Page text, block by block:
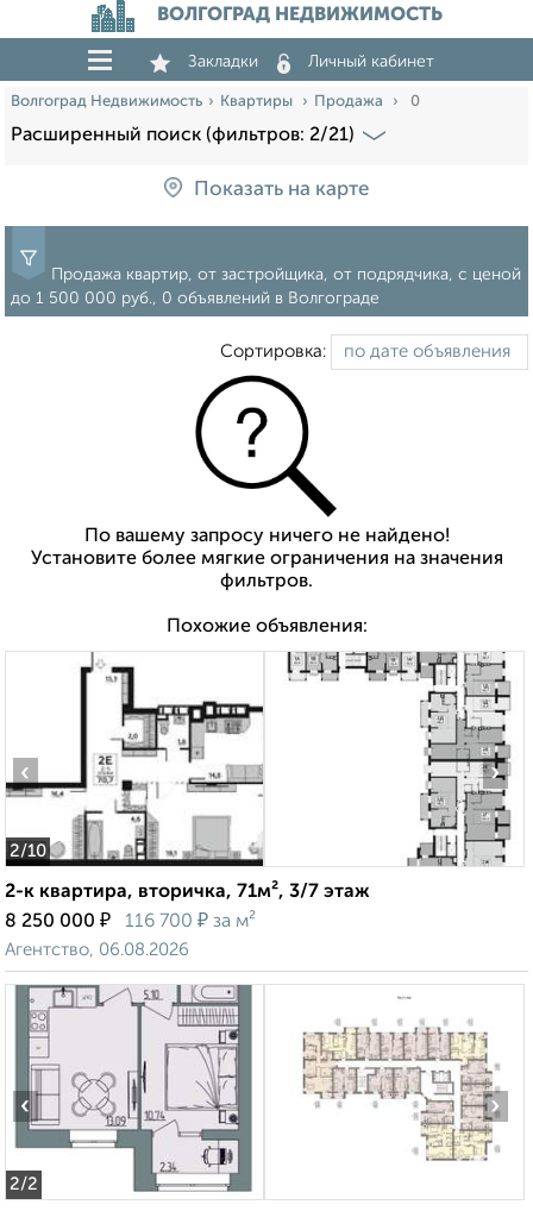
ВОЛГОГРАД НЕДВИЖИМОСТЬ
Закладки Личный кабинет
Волгоград Недвижимость Квартиры Продажа 0
Расширенный поиск (фильтров: 2/21)
Показать на карте
Продажа квартир, от застройщика, от подрядчика, c ценой
до 1 500 000 руб., 0 объявлений в Волгограде
Сортировка:
По вашему запросу ничего не найдено!
Установите более мягкие ограничения на значения
фильтров.
Похожие объявления:
2/10
‹ ›
2-к квартира, вторичка, 71м², 3/7 этаж
8 250 000 ₽ 116 700 ₽ за м²
Агентство, 06.08.2026
2/2
‹ ›